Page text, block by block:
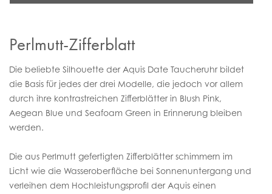
Perlmutt-Zifferblatt
Die beliebte Silhouette der Aquis Date Taucheruhr bildet
die Basis für jedes der drei Modelle, die jedoch vor allem
durch ihre kontrastreichen Zifferblätter in Blush Pink,
Aegean Blue und Seafoam Green in Erinnerung bleiben
werden.
Die aus Perlmutt gefertigten Zifferblätter schimmern im
Licht wie die Wasseroberfläche bei Sonnenuntergang und
verleihen dem Hochleistungsprofil der Aquis einen